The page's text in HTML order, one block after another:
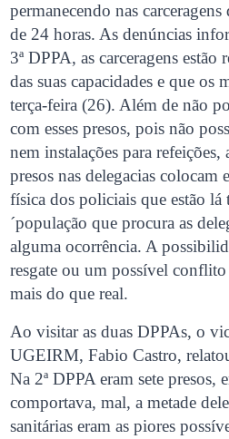
permanecendo nas
de 24 horas. As denúncias
3ª DPPA, as carceragens estão
das suas capacidades e que os
terça-feira (26). Além de não
com esses presos, pois não
nem instalações para refeições,
presos nas delegacias colocam
física dos policiais que estão lá
´população que procura as
alguma ocorrência. A
resgate ou um possível
mais do que real.
Ao visitar as duas DPPAs, o
UGEIRM, Fabio Castro,
Na 2ª DPPA eram sete presos,
comportava, mal, a metade
sanitárias eram as piores